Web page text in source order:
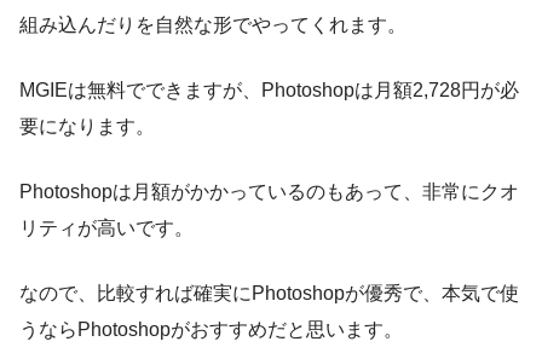
組み込んだりを自然な形でやってくれます。
MGIEは無料でできますが、Photoshopは月額2,728円が必
要になります。
Photoshopは月額がかかっているのもあって、非常にクオ
リティが高いです。
なので、比較すれば確実にPhotoshopが優秀で、本気で使
うならPhotoshopがおすすめだと思います。